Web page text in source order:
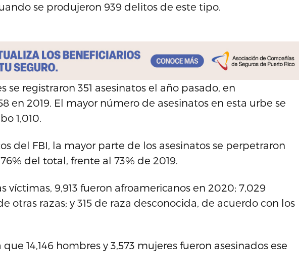
se produjeron 939 delitos de este tipo.
se registraron 351 asesinatos el año pasado, en
en 2019. El mayor número de asesinatos en esta urbe se
1,010.
del FBI, la mayor parte de los asesinatos se perpetraron
del total, frente al 73% de 2019.
víctimas, 9,913 fueron afroamericanos en 2020; 7,029
otras razas; y 315 de raza desconocida, de acuerdo con los
14,146 hombres y 3,573 mujeres fueron asesinados ese